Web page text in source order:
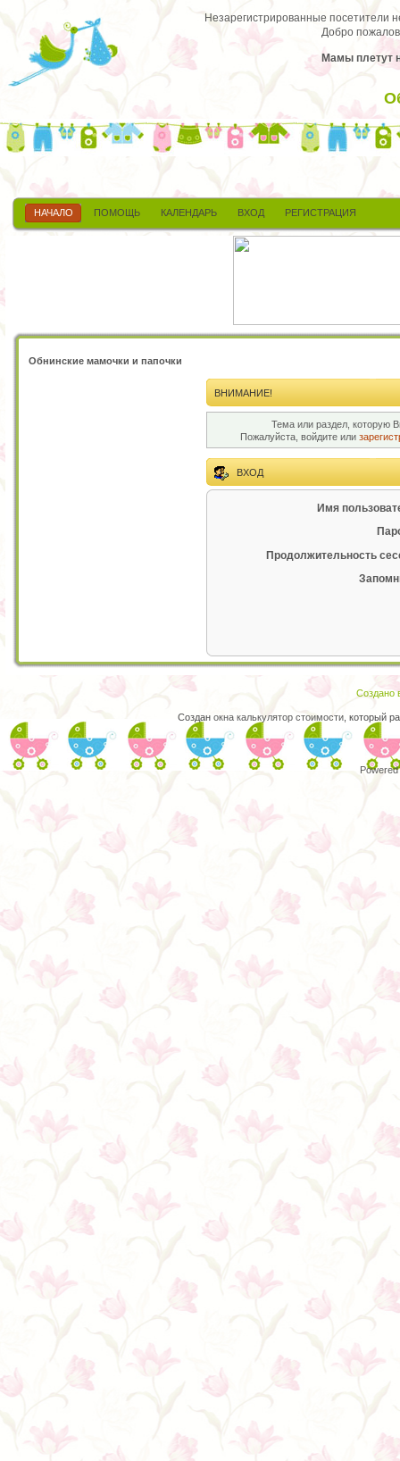
Незарегистрированные посетители
Добро
Мамы плетут
НАЧАЛО ПОМОЩЬ КАЛЕНДАРЬ ВХОД РЕГИСТРАЦИЯ
Обнинские мамочки и папочки
ВНИМАНИЕ!
Тема или раздел, которую
Пожалуйста, войдите или
ВХОД
Имя
Продолжительность
Создано
Создан окна калькулятор стоимости , который